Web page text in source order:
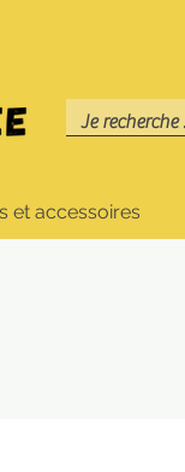
et accessoires